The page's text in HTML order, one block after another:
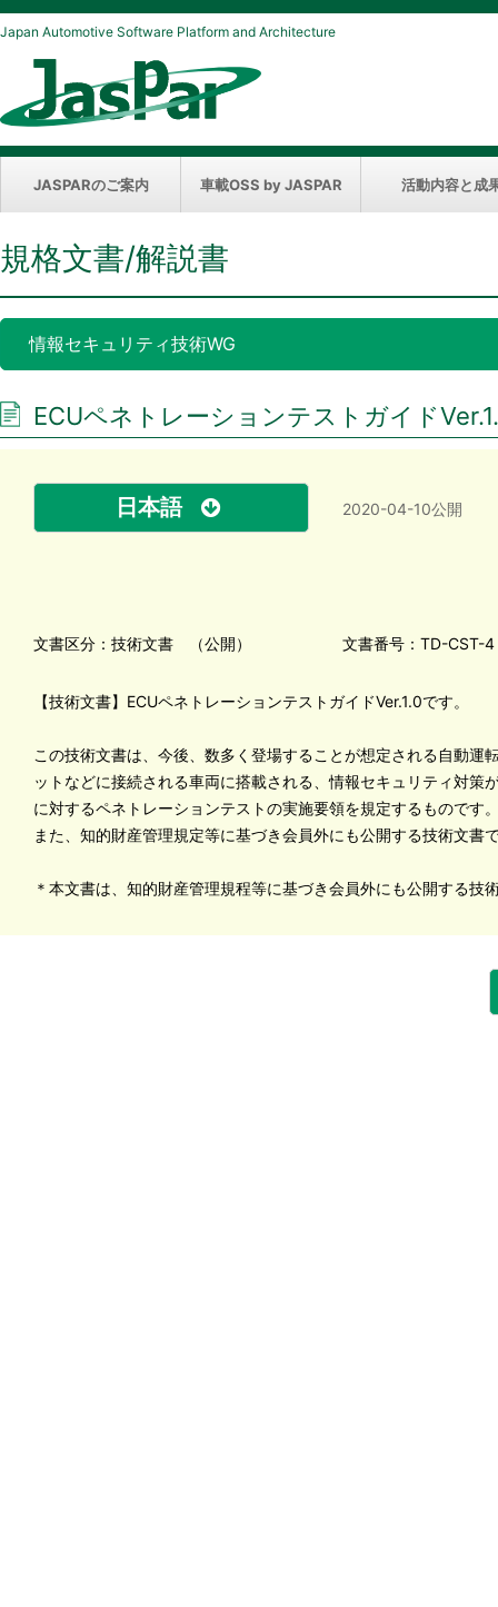
Japan Automotive Software Platform and Architecture
JASPARのご案内 車載OSS by JASPAR 活動内容と成
規格文書/解説書
情報セキュリティ技術WG
ECUペネトレーションテストガイド
日本語 2020-04-10公開
文書区分：技術文書 （公開） 文書番号：TD-CST-4
【技術文書】ECUペネトレーションテストガイドVer.1.0です。
この技術文書は、今後、数多く登場することが想定される自動運
ットなどに接続される車両に搭載される、情報セキュリティ対策
に対するペネトレーションテストの実施要領を規定するものです
また、知的財産管理規定等に基づき会員外にも公開する技術文書
＊本文書は、知的財産管理規程等に基づき会員外にも公開する技